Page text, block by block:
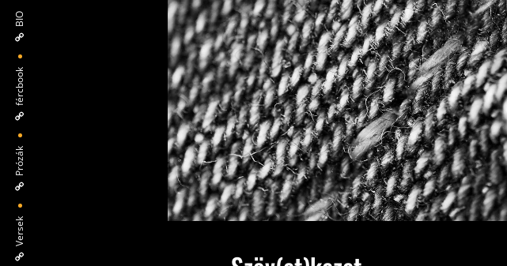
Versek
Prózák
fércbook
BIO